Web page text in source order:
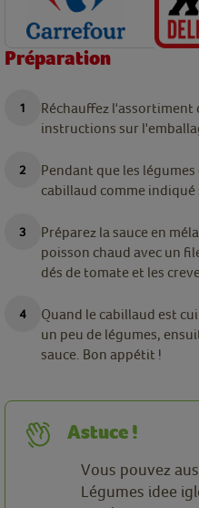
Préparation
Réchauffez l'assortiment
instructions sur
Pendant que les
cabillaud comme indiqué
Préparez la sauce en
poisson chaud avec un
dés de tomate et les
Quand le cabillaud est
un peu de légumes,
sauce. Bon appétit !
Astuce !
Vous pouvez
Légumes idee